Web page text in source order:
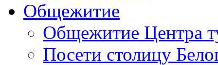
Общежитие
Общежитие Центра
Посети столицу